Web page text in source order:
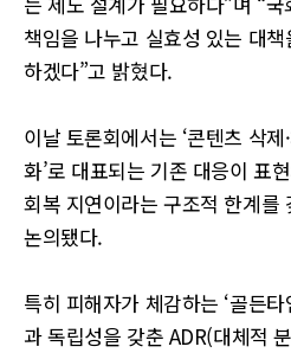
책임을 나누고 실효성 있는 대
하겠다”고 밝혔다.
이날 토론회에서는 ‘콘텐츠 삭
화’로 대표되는 기존 대응이 표
회복 지연이라는 구조적 한계를
논의됐다.
특히 피해자가 체감하는 ‘골든
과 독립성을 갖춘 ADR(대체적